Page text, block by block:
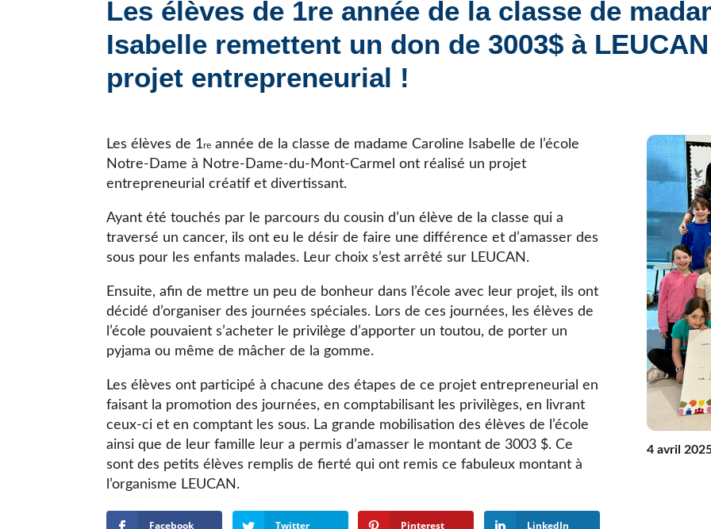
JE CHERCHE UNE ÉCOLE
Plaintes et protecteur de l’élève
Services complémentaires
SOUTIEN AUX PARENTS
Enseignement à la maison
Intégration linguistique, scolaire et sociale
Programme de formation de l’école québécoise
Élèves internationaux
Programmes offerts
Élèves internationaux
Les élèves de 1re année de la classe de
Isabelle remettent un don de 3003$ à
projet entrepreneurial !
Les élèves de 1re année de la classe de madame Caroline Isabelle de l’école
Notre-Dame à Notre-Dame-du-Mont-Carmel ont réalisé un projet
entrepreneurial créatif et divertissant.
Ayant été touchés par le parcours du cousin d’un élève de la classe qui a
traversé un cancer, ils ont eu le désir de faire une différence et d’amasser des
sous pour les enfants malades. Leur choix s’est arrêté sur LEUCAN.
Ensuite, afin de mettre un peu de bonheur dans l’école avec leur projet, ils ont
décidé d’organiser des journées spéciales. Lors de ces journées, les élèves de
l’école pouvaient s’acheter le privilège d’apporter un toutou, de porter un
pyjama ou même de mâcher de la gomme.
Les élèves ont participé à chacune des étapes de ce projet entrepreneurial en
faisant la promotion des journées, en comptabilisant les privilèges, en livrant
ceux-ci et en comptant les sous. La grande mobilisation des élèves de l’école
ainsi que de leur famille leur a permis d’amasser le montant de 3003 $. Ce
sont des petits élèves remplis de fierté qui ont remis ce fabuleux montant à
l’organisme LEUCAN.
Facebook Twitter Pinterest LinkedIn
4 avril